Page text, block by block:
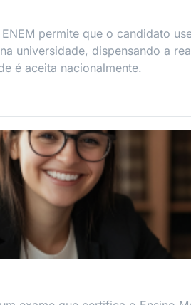
permite que o candidato
universidade, dispensando a
é aceita nacionalmente.